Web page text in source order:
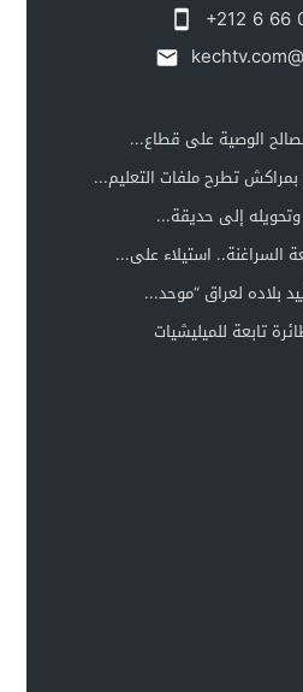
+212 6 66
الوصية على قطاع...
بمراكش تطرح ملفات التعليم...
إلى حديقة...
استيلاء على...
بلاده لعراق “موحد...
تابعة للميليشيات